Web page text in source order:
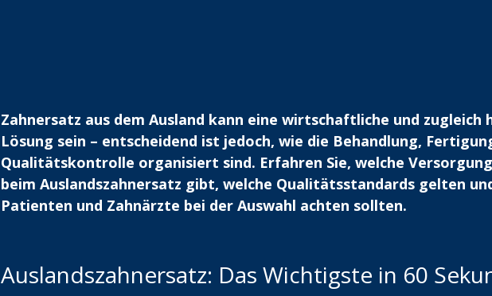
Zahnersatz aus dem Ausland kann eine wirtschaftliche und zugleich
Lösung sein – entscheidend ist jedoch, wie die Behandlung,
Qualitätskontrolle organisiert sind. Erfahren Sie, welche
beim Auslandszahnersatz gibt, welche Qualitätsstandards gelten
Patienten und Zahnärzte bei der Auswahl achten sollten.
Auslandszahnersatz: Das Wichtigste in 60